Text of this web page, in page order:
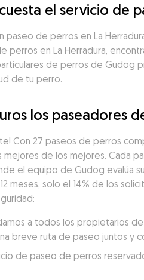
el servicio de
paseo de perros en La
perros en La Herradura,
de perros de Gudog
de tu perro.
los paseadores
Con 27 paseos de perros
mejores de los mejores. Cada
el equipo de Gudog evalúa
meses, solo el 14% de los
a todos los propietarios
breve ruta de paseo juntos y
de paseo de perros